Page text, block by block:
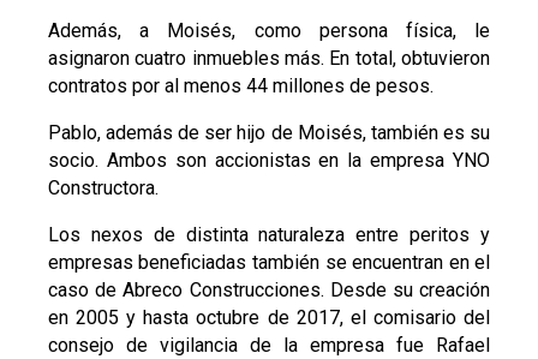
Además, a Moisés, como persona física, le
asignaron cuatro inmuebles más. En total, obtuvieron
contratos por al menos 44 millones de pesos.
Pablo, además de ser hijo de Moisés, también es su
socio. Ambos son accionistas en la empresa YNO
Constructora.
Los nexos de distinta naturaleza entre peritos y
empresas beneficiadas también se encuentran en el
caso de Abreco Construcciones. Desde su creación
en 2005 y hasta octubre de 2017, el comisario del
consejo de vigilancia de la empresa fue Rafael